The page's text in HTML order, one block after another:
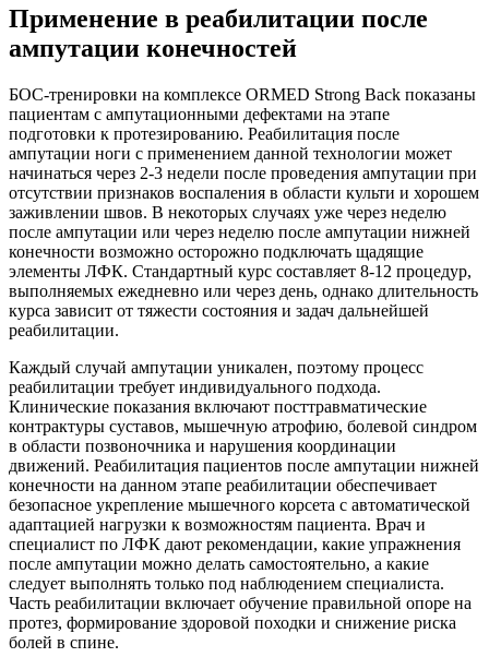
Применение в реабилитации после
ампутации конечностей
БОС-тренировки на комплексе ORMED Strong Back показаны
пациентам с ампутационными дефектами на этапе
подготовки к протезированию. Реабилитация после
ампутации ноги с применением данной технологии может
начинаться через 2-3 недели после проведения ампутации при
отсутствии признаков воспаления в области культи и хорошем
заживлении швов. В некоторых случаях уже через неделю
после ампутации или через неделю после ампутации нижней
конечности возможно осторожно подключать щадящие
элементы ЛФК. Стандартный курс составляет 8-12 процедур,
выполняемых ежедневно или через день, однако длительность
курса зависит от тяжести состояния и задач дальнейшей
реабилитации.
Каждый случай ампутации уникален, поэтому процесс
реабилитации требует индивидуального подхода.
Клинические показания включают посттравматические
контрактуры суставов, мышечную атрофию, болевой синдром
в области позвоночника и нарушения координации
движений. Реабилитация пациентов после ампутации нижней
конечности на данном этапе реабилитации обеспечивает
безопасное укрепление мышечного корсета с автоматической
адаптацией нагрузки к возможностям пациента. Врач и
специалист по ЛФК дают рекомендации, какие упражнения
после ампутации можно делать самостоятельно, а какие
следует выполнять только под наблюдением специалиста.
Часть реабилитации включает обучение правильной опоре на
протез, формирование здоровой походки и снижение риска
болей в спине.